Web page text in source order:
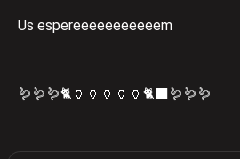
Us espereeeeeeeeeeem
🪱🪱🪱🐈🏺🏺🏺🏺🏺🐈‍⬛🪱🪱🪱